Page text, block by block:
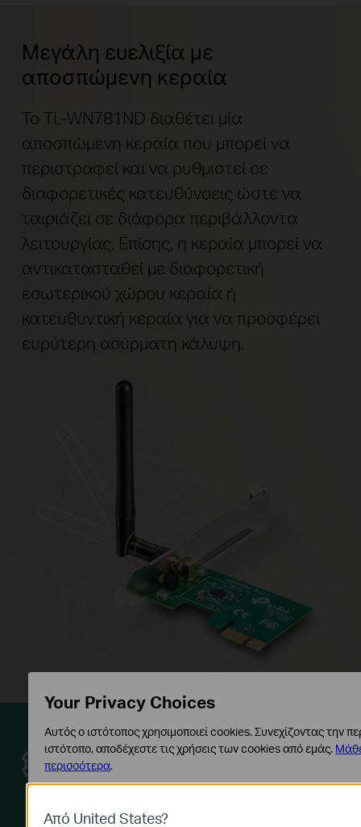
Μεγάλη ευελιξία με
αποσπώμενη κεραία
Το TL-WN781ND διαθέτει μία
αποσπώμενη κεραία που μπορεί να
περιστραφεί και να ρυθμιστεί σε
διαφορετικές κατευθύνσεις ώστε να
ταιριάζει σε διάφορα περιβάλλοντα
λειτουργίας. Επίσης, η κεραία μπορεί να
αντικατασταθεί με διαφορετική
εσωτερικού χώρου κεραία ή
κατευθυντική κεραία για να προσφέρει
ευρύτερη ασύρματη κάλυψη.
Εύκολη ρύθμιση
Ένα φιλικό περιβάλλον εργασίας
Από United States?
Your Privacy Choices
Αυτός ο ιστότοπος χρησιμοποιεί cookies. Συνεχίζοντας την
ιστότοπο, αποδέχεστε τις χρήσεις των cookies από εμάς.
περισσότερα.
Αυτά τα cookie είναι απαραίτητα για τη λειτουργία του